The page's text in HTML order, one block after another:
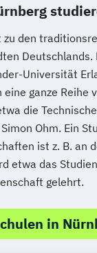
zu den
Deutschlands.
Universität
eine ganze Reihe
die
Ohm. Ein
ist z. B. an
etwa das
gelehrt.
in